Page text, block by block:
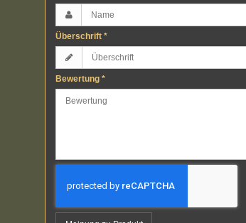
Überschrift*
Bewertung*